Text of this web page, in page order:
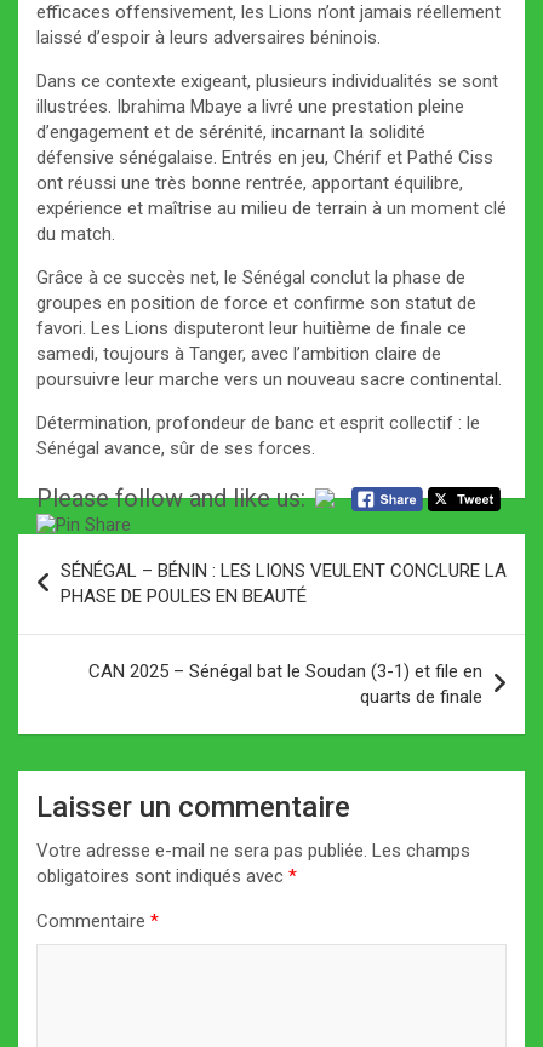
efficaces offensivement, les Lions n’ont jamais réellement
laissé d’espoir à leurs adversaires béninois.
Dans ce contexte exigeant, plusieurs individualités se sont
illustrées. Ibrahima Mbaye a livré une prestation pleine
d’engagement et de sérénité, incarnant la solidité
défensive sénégalaise. Entrés en jeu, Chérif et Pathé Ciss
ont réussi une très bonne rentrée, apportant équilibre,
expérience et maîtrise au milieu de terrain à un moment clé
du match.
Grâce à ce succès net, le Sénégal conclut la phase de
groupes en position de force et confirme son statut de
favori. Les Lions disputeront leur huitième de finale ce
samedi, toujours à Tanger, avec l’ambition claire de
poursuivre leur marche vers un nouveau sacre continental.
Détermination, profondeur de banc et esprit collectif : le
Sénégal avance, sûr de ses forces.
Please follow and like us:
Navigation
de
l’article
SÉNÉGAL – BÉNIN : LES LIONS VEULENT CONCLURE LA
PHASE DE POULES EN BEAUTÉ
CAN 2025 – Sénégal bat le Soudan (3-1) et file en
quarts de finale
Laisser un commentaire
Votre adresse e-mail ne sera pas publiée. Les champs
obligatoires sont indiqués avec *
Commentaire *